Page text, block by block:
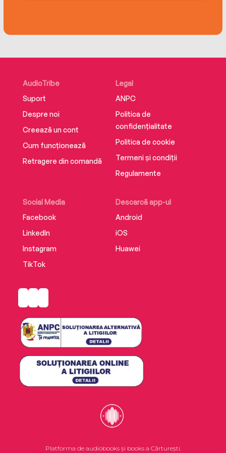
AudioTribe
Suport
Despre noi
Creează un cont
Cum funcționează
Retragere din comandă
Social Media
Facebook
LinkedIn
Instagram
TikTok
Descarcă app-ul
Android
iOS
Huawei
Legal
ANPC
Politica de
confidențialitate
Politica de cookie
Termeni și condiții
Regulamente
Platforma de audiobooks și books a Cărturești.